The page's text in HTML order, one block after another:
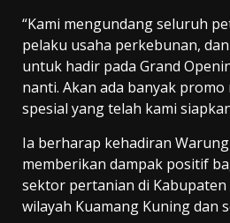
“Kami mengundang seluruh
pelaku usaha perkebunan,
untuk hadir pada Grand
nanti. Akan ada banyak
spesial yang telah kami
Ia berharap kehadiran
memberikan dampak positif
sektor pertanian di
wilayah Kuamang Kuning dan